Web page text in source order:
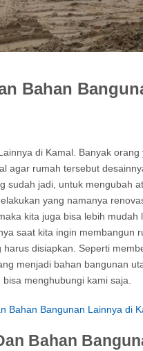
Bahan
di Kamal. Banyak
agar rumah tersebut
sudah jadi, untuk mengubah
yang namanya
kita juga bisa lebih
saat kita ingin membangun
disiapkan. Seperti
menjadi bahan bangunan
bisa menghubungi kami saja.
Bahan Bangunan Lainnya di
Bahan